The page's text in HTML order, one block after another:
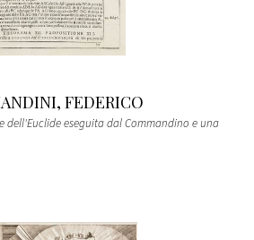
FEDERICO
dell'Euclide eseguita dal Commandino e una